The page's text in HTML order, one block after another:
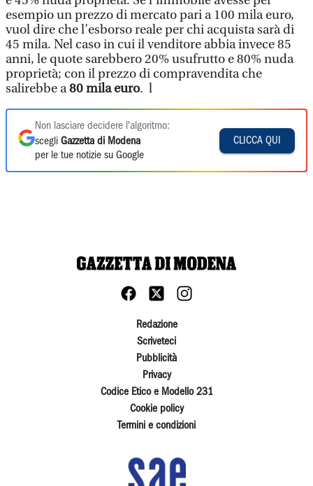
esempio un prezzo di mercato pari a 100 mila euro,
vuol dire che l’esborso reale per chi acquista sarà di
45 mila. Nel caso in cui il venditore abbia invece 85
anni, le quote sarebbero 20% usufrutto e 80% nuda
proprietà; con il prezzo di compravendita che
salirebbe a80 mila euro. l
Non lasciare decidere l'algoritmo:
scegli Gazzetta di Modena
per le tue notizie su Google
CLICCA QUI
Redazione
Scriveteci
Pubblicità
Privacy
Codice Etico e Modello 231
Cookie policy
Termini e condizioni